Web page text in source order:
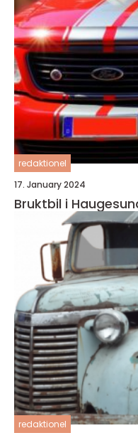
redaktionel
17. January 2024
Bruktbil i
redaktionel